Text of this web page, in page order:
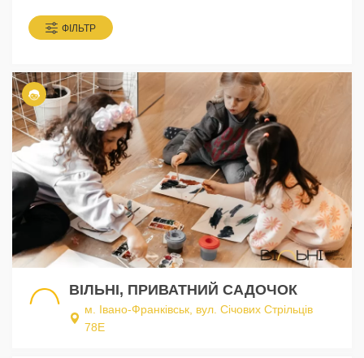
ФІЛЬТР
ВІЛЬНІ, ПРИВАТНИЙ САДОЧОК
м. Івано-Франківськ, вул. Січових Стрільців
78Е